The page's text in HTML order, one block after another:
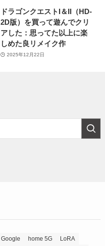
ドラゴンクエストI＆II（HD-
2D版）を買って遊んでクリ
アした：思ってた以上に楽
しめた良リメイク作
2025年12月22日
Google home 5G
LoRA